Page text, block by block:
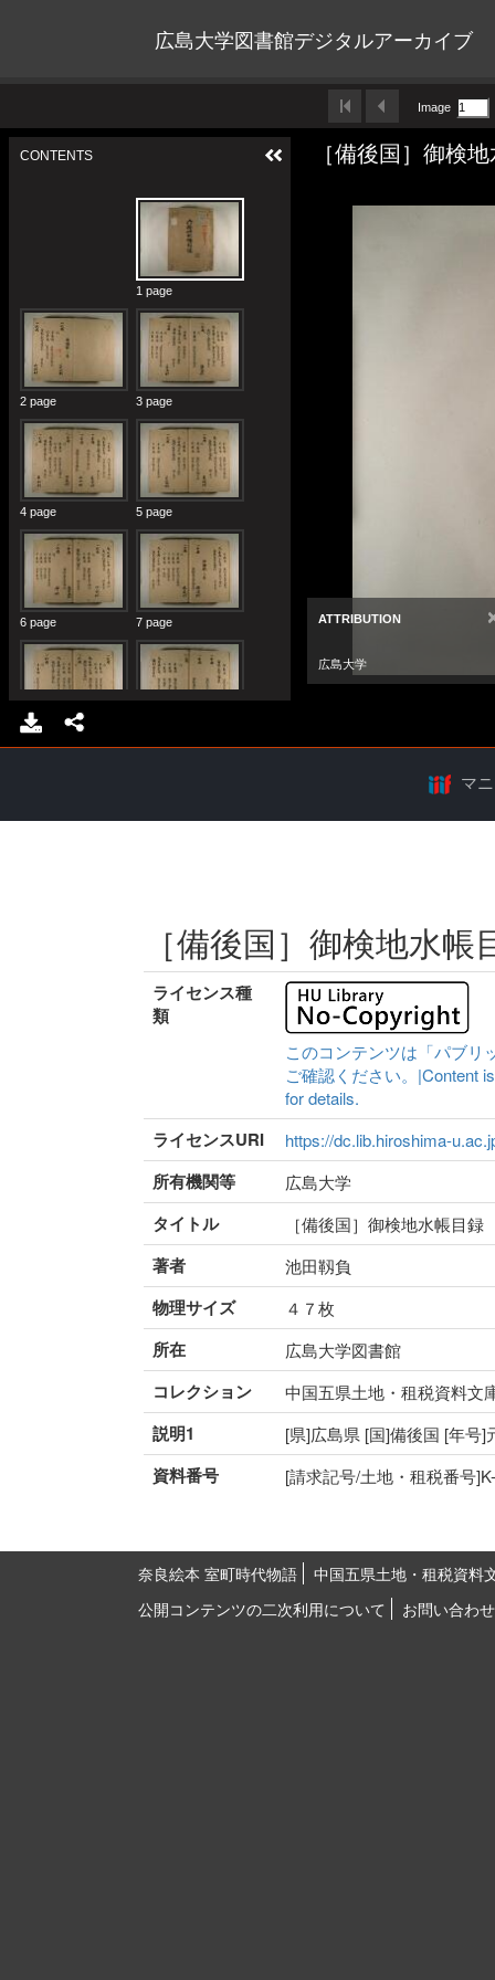
広島大学図書館デジタルアーカイブ
マ
［備後国］御検地水帳
ライセンス種
類
このコンテンツは「パブリ
ご確認ください。|Content
for details.
ライセンスURI https://dc.lib.hiroshima-
所有機関等 広島大学
タイトル ［備後国］御検地水帳目録
著者 池田靱負
物理サイズ ４７枚
所在 広島大学図書館
コレクション 中国五県土地・租税資料文
説明1 [県]広島県 [国]備後国 [年号
資料番号 [請求記号/土地・租税番号
奈良絵本 室町時代物語
中国五県土地・租税資料
公開コンテンツの二次利用について
お問い合わせ